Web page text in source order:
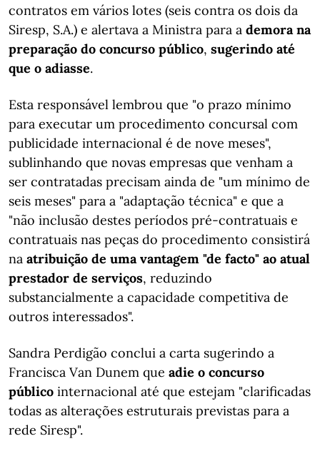
contratos em vários lotes (seis contra os dois da
Siresp, S.A.) e alertava a Ministra para a demora na
preparação do concurso público, sugerindo até
que o adiasse.
Esta responsável lembrou que "o prazo mínimo
para executar um procedimento concursal com
publicidade internacional é de nove meses",
sublinhando que novas empresas que venham a
ser contratadas precisam ainda de "um mínimo de
seis meses" para a "adaptação técnica" e que a
"não inclusão destes períodos pré-contratuais e
contratuais nas peças do procedimento consistirá
na atribuição de uma vantagem "de facto" ao atual
prestador de serviços, reduzindo
substancialmente a capacidade competitiva de
outros interessados".
Sandra Perdigão conclui a carta sugerindo a
Francisca Van Dunem que adie o concurso
público internacional até que estejam "clarificadas
todas as alterações estruturais previstas para a
rede Siresp".